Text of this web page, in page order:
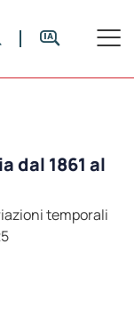
dal 1861 al
temporali